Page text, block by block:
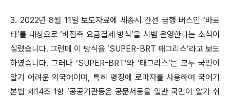
3. 2022년8월 11일 보도자료에 세종시 간선 급행 버스인‘바로
타’를 대상으로‘비접촉 요금결제 방식’을 시범 운영한다는 소식이
실렸습니다.그런데 이 방식을 ‘SUPER-BRT 태그리스’라고 보도
하였습니다.그러나‘SUPER-BRT’와 ‘태그리스’는 모두 국민이
알기 어려운 외국어이며,특히 명칭에 로마자를 사용하여 국어기
본법 제 14조 1항 ‘공공기관등은 공문서등을 일반 국민이 알기 쉬